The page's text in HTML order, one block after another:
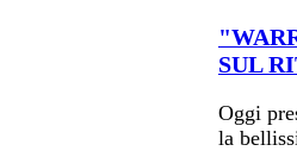
SUL
Oggi
la